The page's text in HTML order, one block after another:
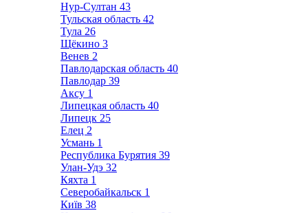
Нур-Султан 43
Тульская область 42
Тула 26
Щёкино 3
Венев 2
Павлодарская область 40
Павлодар 39
Аксу 1
Липецкая область 40
Липецк 25
Елец 2
Усмань 1
Республика Бурятия 39
Улан-Удэ 32
Кяхта 1
Северобайкальск 1
Київ 38